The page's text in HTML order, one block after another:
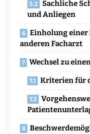
Sachliche
und Anliegen
Einholung einer
anderen Facharzt
Wechsel zu
Kriterien für